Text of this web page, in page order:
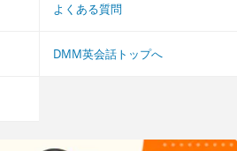
よくある質問
DMM英会話トップへ